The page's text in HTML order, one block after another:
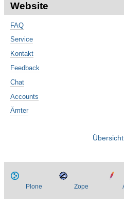
Website
FAQ
Service
Kontakt
Feedback
Chat
Accounts
Ämter
Übersicht
Plone Zope